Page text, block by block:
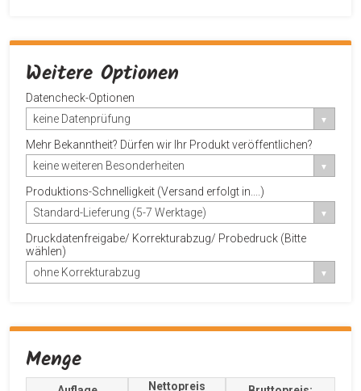
Weitere Optionen
Datencheck-Optionen
keine Datenprüfung
Mehr Bekanntheit? Dürfen wir Ihr Produkt veröffentlichen?
keine weiteren Besonderheiten
Produktions-Schnelligkeit (Versand erfolgt in....)
Standard-Lieferung (5-7 Werktage)
Druckdatenfreigabe/ Korrekturabzug/ Probedruck (Bitte
wählen)
ohne Korrekturabzug
Menge
Nettopreis